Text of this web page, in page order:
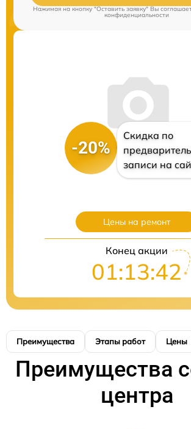
Нажимая на кнопку "Оставить заявку" Вы
конфиденциальности
-20%
Скидка по
записи на
Цены на ремонт
Конец акции
01:13:41
Преимущества Этапы работ Цены
Преимущества
центра